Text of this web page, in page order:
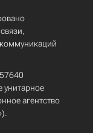
унитарное
агентство